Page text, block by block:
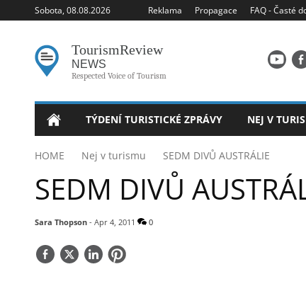
Sobota, 08.08.2026 Reklama Propagace FAQ - Časté
TourismReview
NEWS
Respected Voice of Tourism
TÝDENÍ TURISTICKÉ ZPRÁVY NEJ V
HOME Nej v turismu SEDM DIVŮ AUSTRÁLIE
SEDM DIVŮ
Sara Thopson- Apr 4, 2011 0